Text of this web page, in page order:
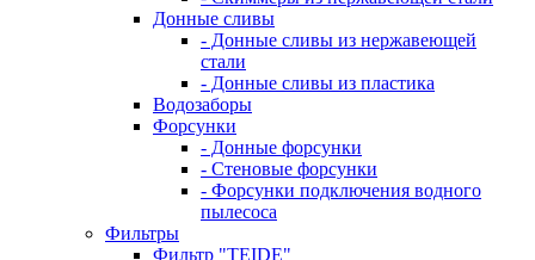
Донные сливы
- Донные сливы из нержавеющей
стали
- Донные сливы из пластика
Водозаборы
Форсунки
- Донные форсунки
- Стеновые форсунки
- Форсунки подключения водного
пылесоса
Фильтры
Фильтр "TEIDE"